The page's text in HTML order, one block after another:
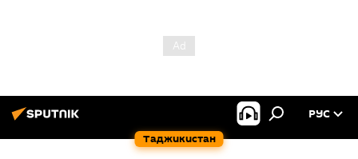
Таджикистан
РУС